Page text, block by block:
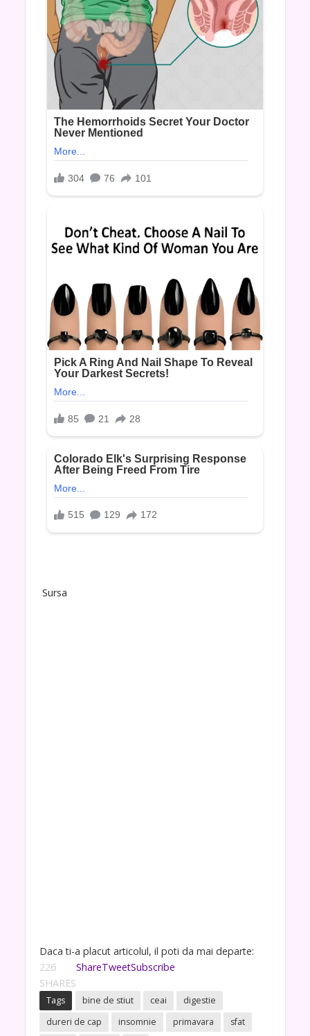
Sursa
Daca ti-a placut articolul, il poti da mai departe:
226
SHARES
ShareTweetSubscribe
Tags bine de stiut ceai
digestie
dureri de cap
insomnie primavara
sfat